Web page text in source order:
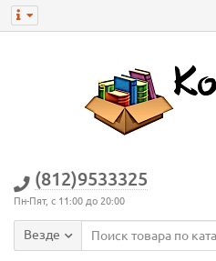
(812)9533325
Пн-Пят, с 11:00 до 20:00
Везде